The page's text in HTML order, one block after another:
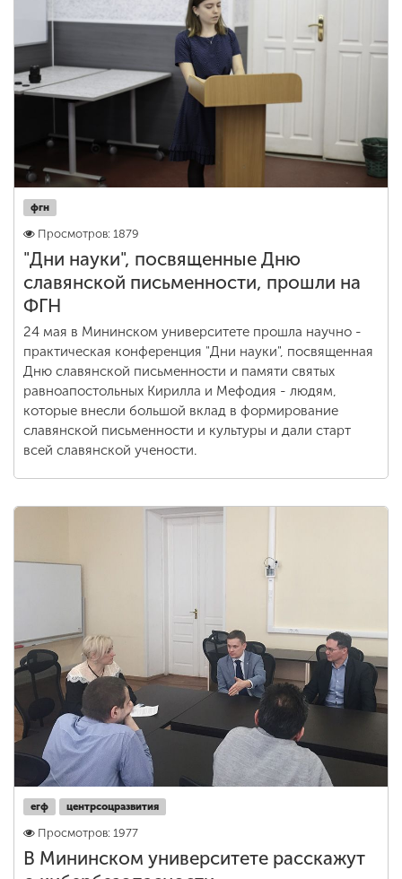
фгн
Просмотров: 1879
"Дни науки", посвященные Дню
славянской письменности, прошли на
ФГН
24 мая в Мининском университете прошла научно -
практическая конференция "Дни науки", посвященная
Дню славянской письменности и памяти святых
равноапостольных Кирилла и Мефодия - людям,
которые внесли большой вклад в формирование
славянской письменности и культуры и дали старт
всей славянской учености.
егф центрсоцразвития
Просмотров: 1977
В Мининском университете расскажут